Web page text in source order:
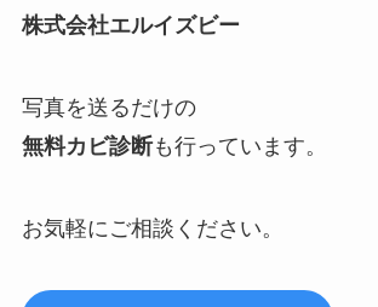
株式会社エルイズビー
写真を送るだけの
無料カビ診断も行っています。
お気軽にご相談ください。